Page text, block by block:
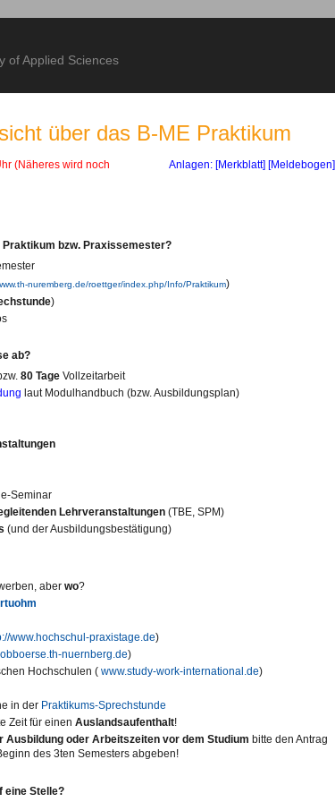
of Applied Sciences
über das B-ME Praktikum
Anlagen: [Merkblatt] [Meldebogen]
(Näheres wird noch
bzw. Praxissemester?
nuremberg.de/roettger/index.php/Info/Praktikum)
)
ab?
80 Tage Vollzeitarbeit
laut Modulhandbuch (bzw. Ausbildungsplan)
Seminar
Lehrveranstaltungen(TBE, SPM)
(und der Ausbildungsbestätigung)
aberwo?
www.hochschul-praxistage.de)
nuernberg.de)
Hochschulen ( www.study-work-international.de)
in der Praktikums-Sprechstunde
Zeit für einenAuslandsaufenthalt!
Ausbildung oder Arbeitszeiten vor dem Studium bitte den Antrag
des 3ten Semesters abgeben!
eine Stelle?